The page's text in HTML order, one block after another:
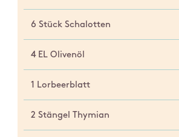
6 Stück Schalotten
4 EL Olivenöl
1 Lorbeerblatt
2 Stängel Thymian